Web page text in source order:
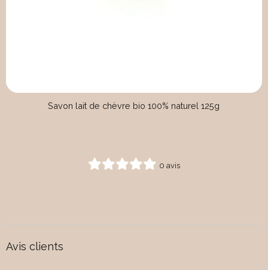
Savon lait de chèvre bio 100% naturel 125g
0 avis
Avis clients